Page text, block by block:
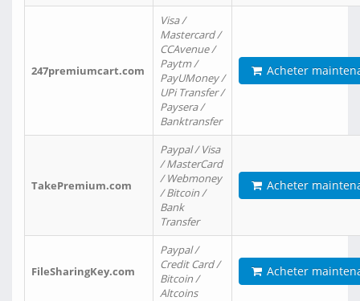
247premiumcart.com
Visa /
Mastercard /
CCAvenue /
Paytm /
PayUMoney /
UPi Transfer /
Paysera /
Banktransfer
Acheter
TakePremium.com
Paypal / Visa
/ MasterCard
/ Webmoney
/ Bitcoin /
Bank
Transfer
Acheter
FileSharingKey.com
Paypal /
Credit Card /
Bitcoin /
Altcoins
Acheter